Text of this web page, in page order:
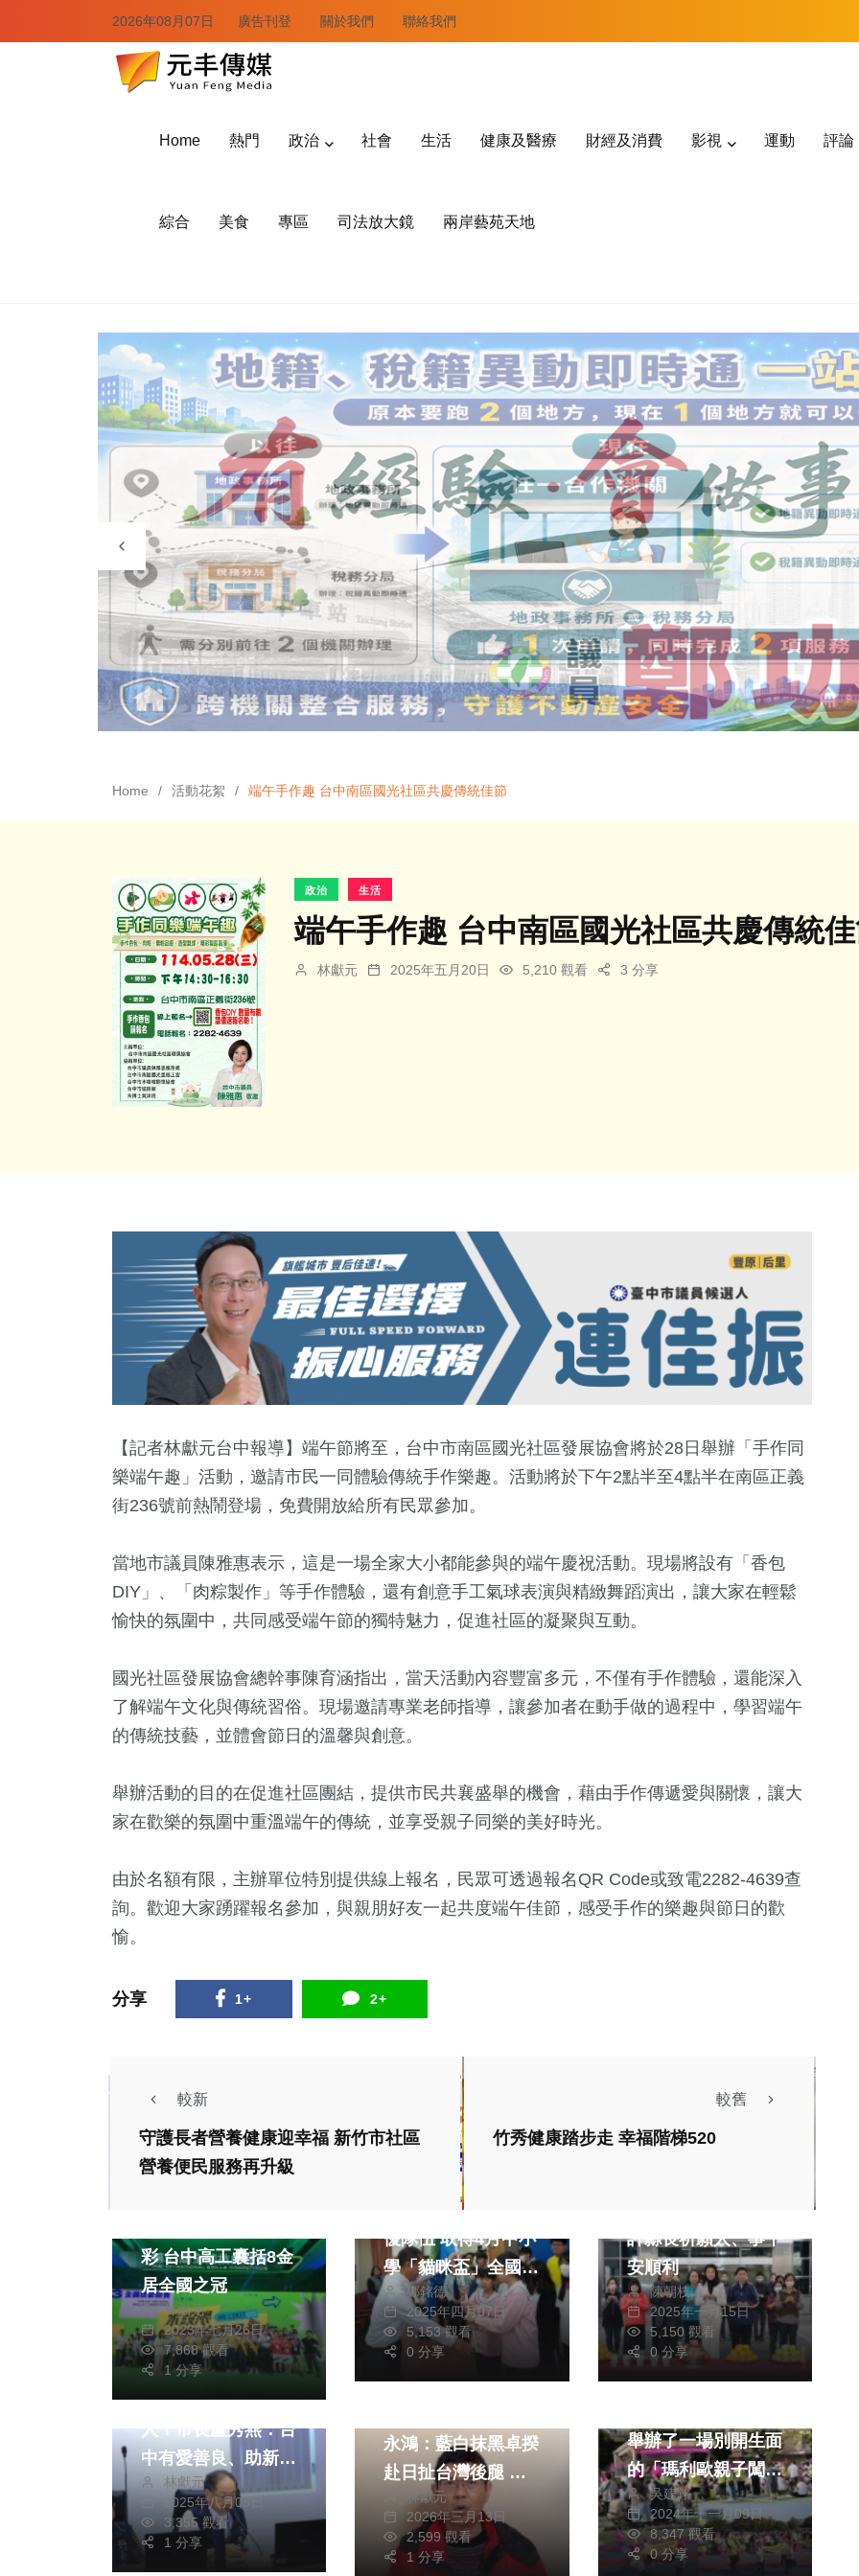
2026年08月07日 廣告刊登 關於我們 聯絡我們
Home 熱門 政治 社會 生活 健康及醫療 財經及消費 影視 運動 評論
綜合 美食 專區 司法放大鏡 兩岸藝苑天地
Home 活動花絮 端午手作趣 台中南區國光社區共慶傳統佳節
政治 生活
端午手作趣 台中南區國光社區共慶傳統
林獻元 2025年五月20日 5,210 觀看 3 分享
【記者林獻元台中報導】端午節將至，台中市南區國光社區發展協會將於28日舉辦「手作同
樂端午趣」活動，邀請市民一同體驗傳統手作樂趣。活動將於下午2點半至4點半在南區正義
街236號前熱鬧登場，免費開放給所有民眾參加。
當地市議員陳雅惠表示，這是一場全家大小都能參與的端午慶祝活動。現場將設有「香包
DIY」、「肉粽製作」等手作體驗，還有創意手工氣球表演與精緻舞蹈演出，讓大家在輕鬆
愉快的氛圍中，共同感受端午節的獨特魅力，促進社區的凝聚與互動。
國光社區發展協會總幹事陳育涵指出，當天活動內容豐富多元，不僅有手作體驗，還能深入
了解端午文化與傳統習俗。現場邀請專業老師指導，讓參加者在動手做的過程中，學習端午
的傳統技藝，並體會節日的溫馨與創意。
舉辦活動的目的在促進社區團結，提供市民共襄盛舉的機會，藉由手作傳遞愛與關懷，讓大
家在歡樂的氛圍中重溫端午的傳統，並享受親子同樂的美好時光。
由於名額有限，主辦單位特別提供線上報名，民眾可透過報名QR Code或致電2282-4639查
詢。歡迎大家踴躍報名參加，與親朋好友一起共度端午佳節，感受手作的樂趣與節日的歡
愉。
分享 1+ 2+
較新
守護長者營養健康迎幸福 新竹市社區
營養便民服務再升級
較舊
竹秀健康踏步走 幸福階梯520
彩 台中高工囊括8金
居全國之冠
林獻元
2023年七月26日
7,868 觀看
1 分享
新竹縣8程式設計特
優隊伍 取得4月中小
學「貓咪盃」全國賽
門票鄭銘德
2025年四月07日
5,153 觀看
0 分享
許縣長祈願人、事平
安順利
陳朝枝
2025年一月15日
5,150 觀看
0 分享
政治
新住民突破6萬5千
人！市長盧秀燕：台
中有愛善良、助新住
民融入台中
林獻元
2025年八月05日
3,355 觀看
1 分享
政治
永鴻：藍白抹黑卓揆
赴日扯台灣後腿 促
台中市長盧秀燕、立
法院副院長江啟臣展
現格局力挺
林獻元
2026年三月13日
2,599 觀看
1 分享
社會 生活
舉辦了一場別開生面
的「瑪利歐親子闖關
趣遊活動」、吸引了
眾多家長和孩子們的
熱情參與、活動現場
吳建銘
2024年十一月09日
8,347 觀看
0 分享
美食 影視
501+ 0+
健康及醫療 2024總統大選 熱門 運動 海峽論壇專